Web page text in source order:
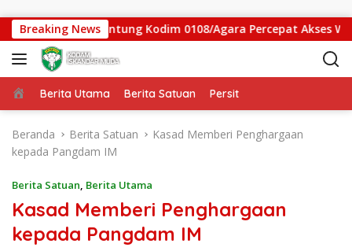
Breaking News
Jembatan Gantung Kodim 0108/Agara Percepat Akses
Beranda
Berita Utama Berita Satuan Persit
Beranda Berita Satuan
Kasad Memberi Penghargaan
kepada Pangdam IM
Berita Satuan, Berita Utama
Kasad Memberi Penghargaan
kepada Pangdam IM